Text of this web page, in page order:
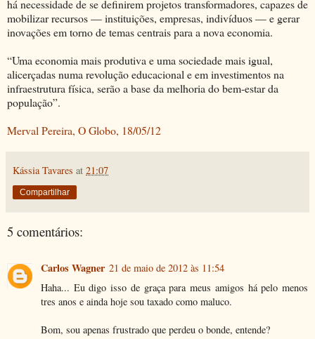
há necessidade de se definirem projetos transformadores, capazes de
mobilizar recursos — instituições, empresas, indivíduos — e gerar
inovações em torno de temas centrais para a nova economia.
“Uma economia mais produtiva e uma sociedade mais igual,
alicerçadas numa revolução educacional e em investimentos na
infraestrutura física, serão a base da melhoria do bem-estar da
população”.
Merval Pereira, O Globo, 18/05/12
Kássia Tavares at 21:07
Compartilhar
5 comentários:
Carlos Wagner 21 de maio de 2012 às 11:54
Haha... Eu digo isso de graça para meus amigos há pelo menos
tres anos e ainda hoje sou taxado como maluco.
Bom, sou apenas frustrado que perdeu o bonde, entende?